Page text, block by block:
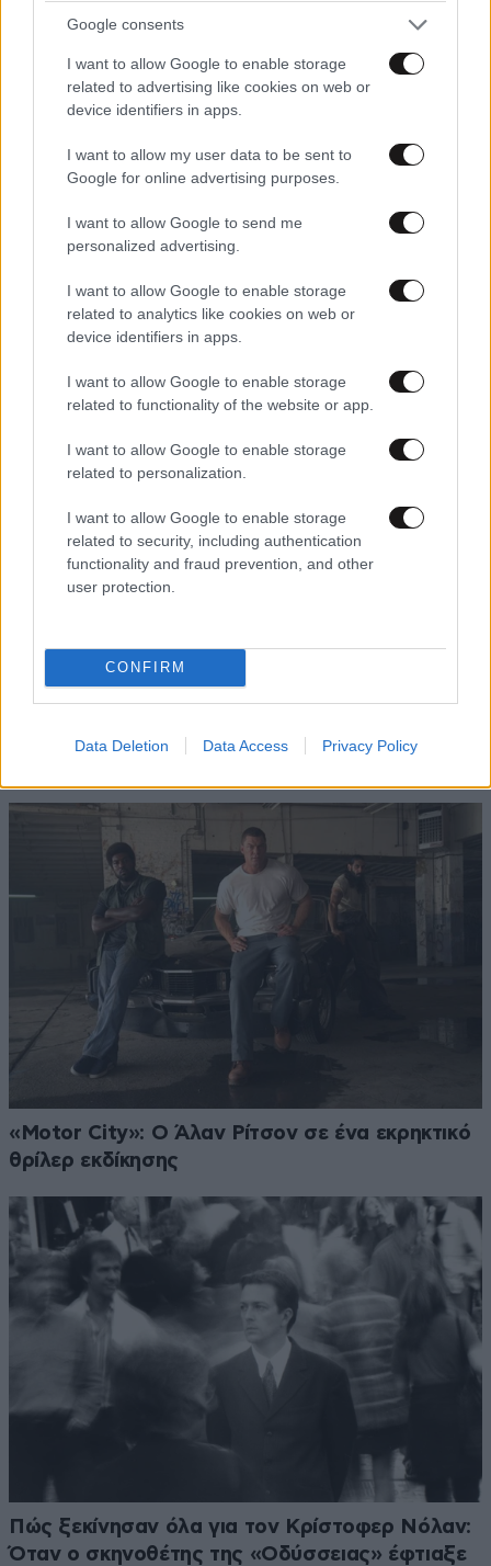
Google consents
I want to allow Google to enable storage
related to advertising like cookies on web or
device identifiers in apps.
I want to allow my user data to be sent to
Google for online advertising purposes.
I want to allow Google to send me
personalized advertising.
I want to allow Google to enable storage
related to analytics like cookies on web or
device identifiers in apps.
I want to allow Google to enable storage
related to functionality of the website or app.
I want to allow Google to enable storage
related to personalization.
I want to allow Google to enable storage
related to security, including authentication
functionality and fraud prevention, and other
user protection.
CONFIRM
Data Deletion Data Access Privacy Policy
New Day» ανήλθαν σε ένα δισ. δολάρια μέσα
σε έξι μέρες
Απαγορεύτηκαν στο μετρό του Λονδίνου οι
που θυμίζει νεκρό παιδί
«Motor City»: Ο Άλαν Ρίτσον σε ένα εκρηκτικό
θρίλερ εκδίκησης
Πώς ξεκίνησαν όλα για τον Κρίστοφερ Νόλαν:
Όταν ο σκηνοθέτης της «Οδύσσειας» έφτιαξε